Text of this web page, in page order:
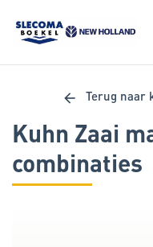
Kuhn Zaai
combinaties
arrow_back Terug naar